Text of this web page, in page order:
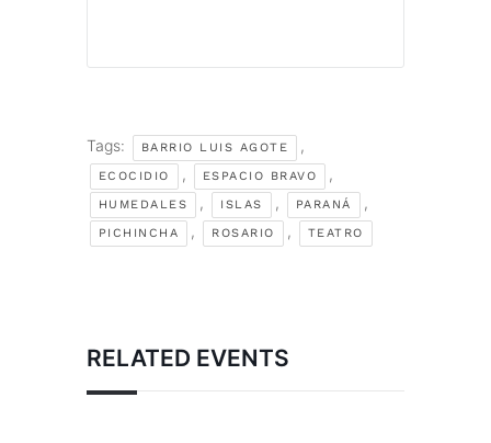
Tags: BARRIO LUIS AGOTE ,
ECOCIDIO , ESPACIO BRAVO ,
HUMEDALES , ISLAS , PARANÁ ,
PICHINCHA , ROSARIO , TEATRO
RELATED EVENTS